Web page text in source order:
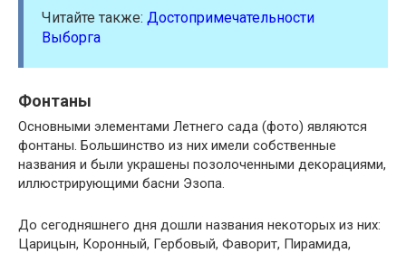
Читайте также: Достопримечательности
Выборга
Фонтаны
Основными элементами Летнего сада (фото) являются
фонтаны. Большинство из них имели собственные
названия и были украшены позолоченными декорациями,
иллюстрирующими басни Эзопа.
До сегодняшнего дня дошли названия некоторых из них:
Царицын, Коронный, Гербовый, Фаворит, Пирамида,